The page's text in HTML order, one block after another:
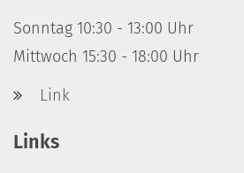
Sonntag 10:30 - 13:00 Uhr
Mittwoch 15:30 - 18:00 Uhr
Link
Links